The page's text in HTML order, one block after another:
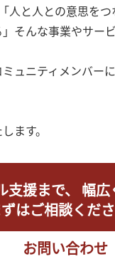
人と人との意思を
そんな事業やサー
ュニティメンバー
ます。
援まで、 幅広
はご相談くださ
お問い合わせ